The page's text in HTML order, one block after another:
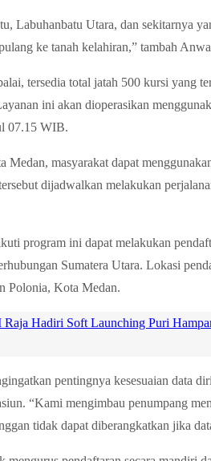
Labuhanbatu Utara, dan sekitarnya
ke tanah kelahiran,” tambah
tersedia total jatah 500 kursi yang
ini akan dioperasikan
07.15 WIB.
masyarakat dapat
dijadwalkan melakukan
program ini dapat melakukan
Sumatera Utara. Lokasi
Polonia, Kota Medan.
Hadiri Soft Launching Puri
pentingnya kesesuaian data
“Kami mengimbau penumpang
tidak dapat diberangkatkan jika